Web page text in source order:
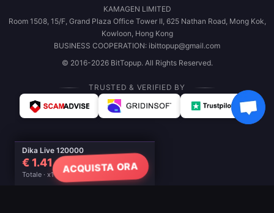
Dika Live 120000
€ 1.41
Totale · x1
ACQUISTA ORA
KAMAGEN LIMITED
Room 1508, 15/F, Grand Plaza Office Tower II, 625 Nathan Road, Mong Kok,
Kowloon, Hong Kong
BUSINESS COOPERATION: ibittopup@gmail.com
© 2016-2026 BitTopup. All Rights Reserved.
TRUSTED & VERIFIED BY